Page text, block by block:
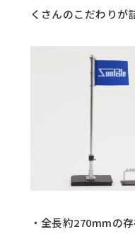
くさんのこだわりが
・全長約270mmの